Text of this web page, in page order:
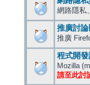
網路隱私
推廣討論
推廣
程式開
Mozilla
請至此討